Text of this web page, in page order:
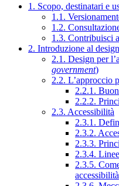
1. Scopo, destinatari e
1.1.
1.2.
1.3. Contribuisci
2. Introduzione al
2.1. Design per
government)
2.2. L’approccio
2.2.1.
2.2.2.
2.3. Accessibilità
2.3.1.
2.3.2.
2.3.3.
2.3.4.
2.3.5.
accessibilità